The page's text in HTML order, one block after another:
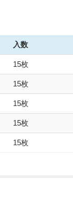
入数
15枚
15枚
15枚
15枚
15枚